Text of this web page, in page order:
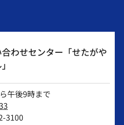
わせセンター「せたがや
午後9時まで
3100